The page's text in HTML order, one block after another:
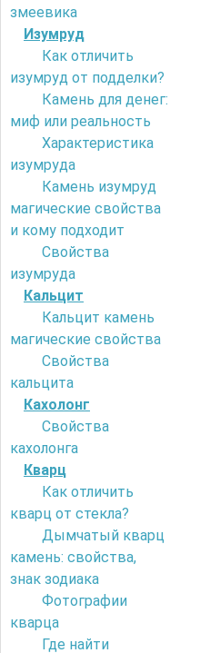
змеевика
Изумруд
Как отличить
изумруд от подделки?
Камень для денег:
миф или реальность
Характеристика
изумруда
Камень изумруд
магические свойства
и кому подходит
Свойства
изумруда
Кальцит
Кальцит камень
магические свойства
Свойства
кальцита
Кахолонг
Свойства
кахолонга
Кварц
Как отличить
кварц от стекла?
Дымчатый кварц
камень: свойства,
знак зодиака
Фотографии
кварца
Где найти